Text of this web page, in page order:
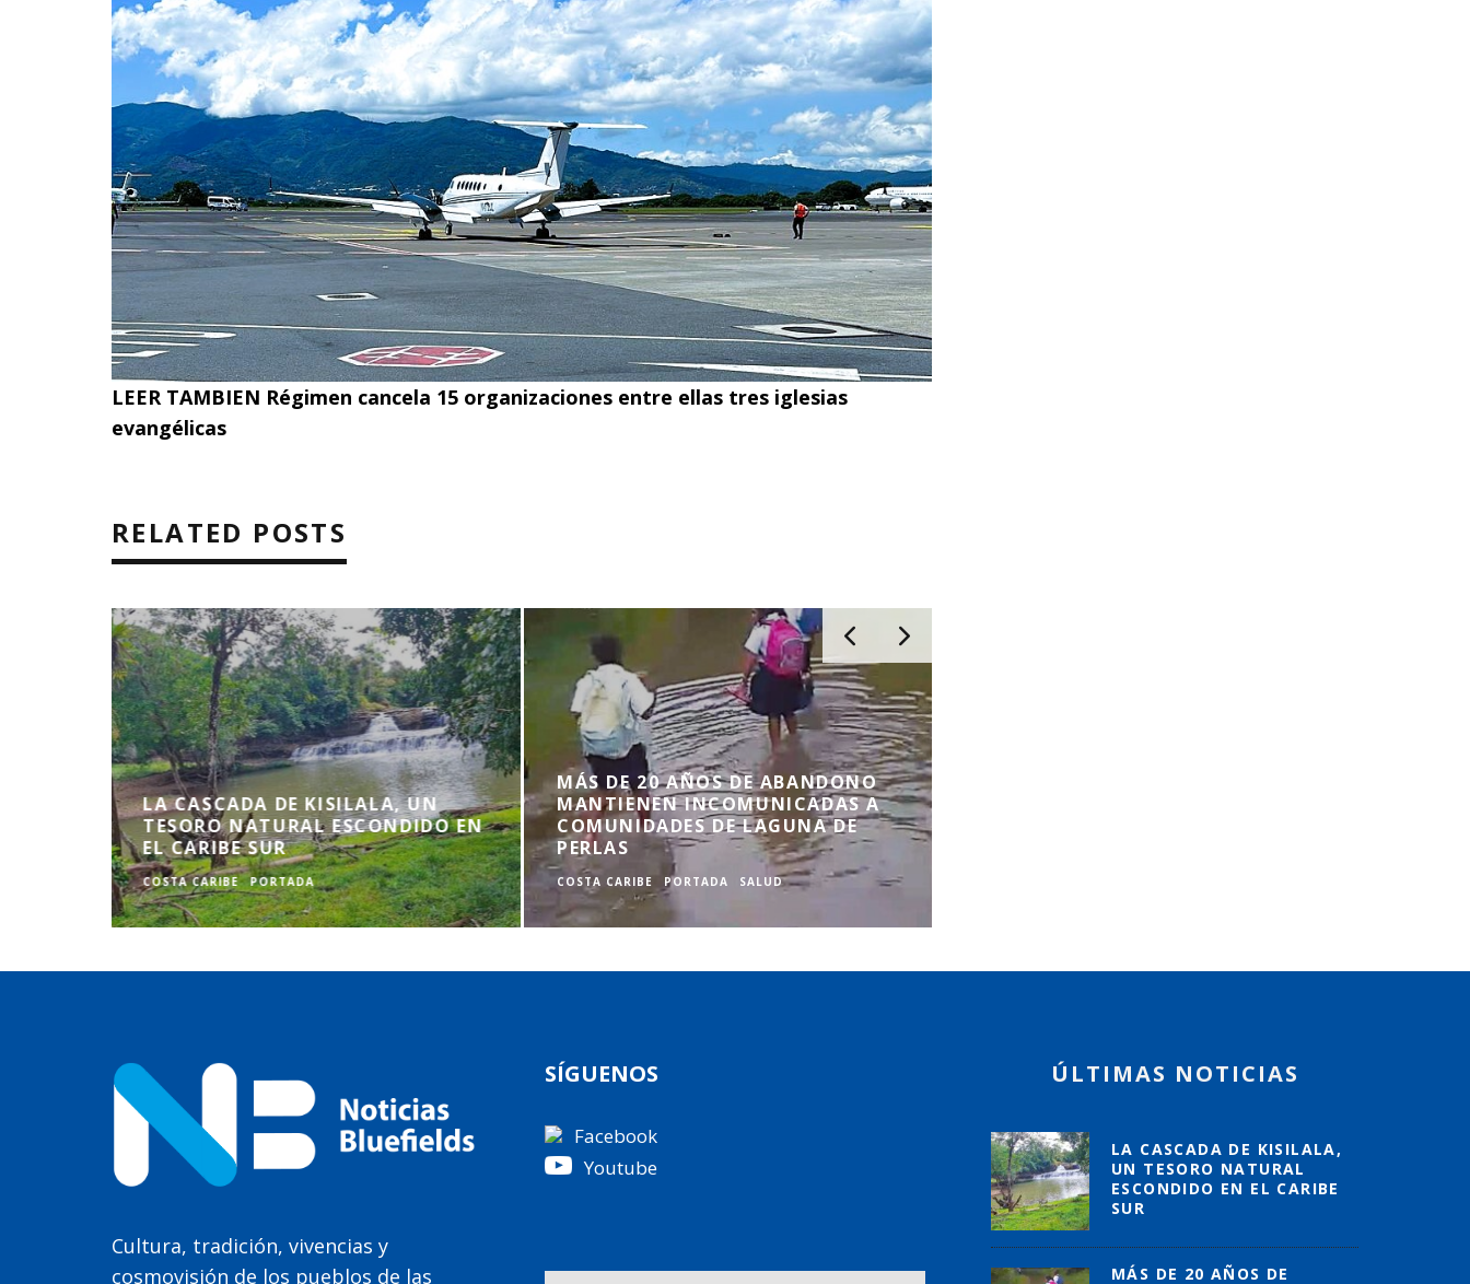
LEER TAMBIEN Régimen cancela 15 organizaciones entre ellas tres iglesias
evangélicas
RELATED POSTS
LA CASCADA DE KISILALA, UN
TESORO NATURAL ESCONDIDO EN
EL CARIBE SUR
COSTA CARIBE PORTADA
MÁS DE 20 AÑOS DE ABANDONO
MANTIENEN INCOMUNICADAS A
COMUNIDADES DE LAGUNA DE
PERLAS
COSTA CARIBE PORTADA SALUD
Cultura, tradición, vivencias y
cosmovisión de los pueblos de las
SÍGUENOS
Facebook
Youtube
ÚLTIMAS NOTICIAS
LA CASCADA DE KISILALA,
UN TESORO NATURAL
ESCONDIDO EN EL CARIBE
SUR
MÁS DE 20 AÑOS DE